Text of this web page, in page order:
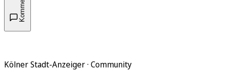
Kölner Stadt-Anzeiger · Community